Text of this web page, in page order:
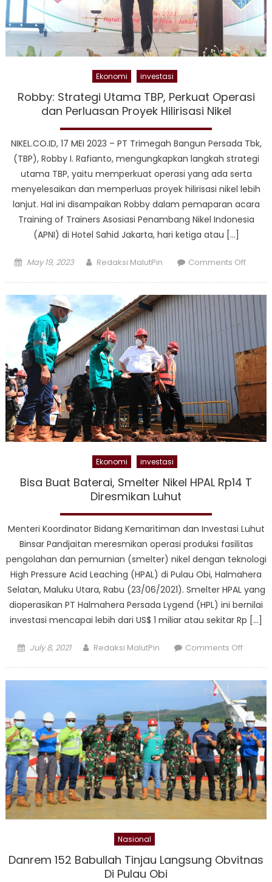
Ekonomi investasi
Robby: Strategi Utama TBP, Perkuat Operasi
dan Perluasan Proyek Hilirisasi Nikel
NIKEL.CO.ID, 17 MEI 2023 – PT Trimegah Bangun Persada Tbk,
(TBP), Robby I. Rafianto, mengungkapkan langkah strategi
utama TBP, yaitu memperkuat operasi yang ada serta
menyelesaikan dan memperluas proyek hilirisasi nikel lebih
lanjut. Hal ini disampaikan Robby dalam pemaparan acara
Training of Trainers Asosiasi Penambang Nikel Indonesia
(APNI) di Hotel Sahid Jakarta, hari ketiga atau […]
Posted
May 19, 2023 Author
Redaksi MalutPin Comments Offon
Utama
TBP,
dan
Proyek
Nikel
Ekonomi investasi
Bisa Buat Baterai, Smelter Nikel HPAL Rp14 T
Diresmikan Luhut
Menteri Koordinator Bidang Kemaritiman dan Investasi Luhut
Binsar Pandjaitan meresmikan operasi produksi fasilitas
pengolahan dan pemurnian (smelter) nikel dengan teknologi
High Pressure Acid Leaching (HPAL) di Pulau Obi, Halmahera
Selatan, Maluku Utara, Rabu (23/06/2021). Smelter HPAL yang
dioperasikan PT Halmahera Persada Lygend (HPL) ini bernilai
investasi mencapai lebih dari US$ 1 miliar atau sekitar Rp […]
Posted
July 8, 2021 Author
Redaksi MalutPin Comments Offon
Baterai,
Nikel
HPAL
Rp14
T
Luhut
Nasional
Danrem 152 Babullah Tinjau Langsung Obvitnas
Di Pulau Obi